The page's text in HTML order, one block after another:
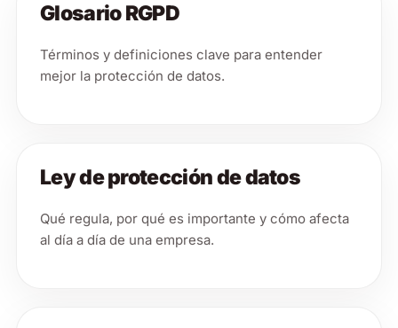
Glosario RGPD
Términos y definiciones clave para entender
mejor la protección de datos.
Ley de protección de datos
Qué regula, por qué es importante y cómo afecta
al día a día de una empresa.